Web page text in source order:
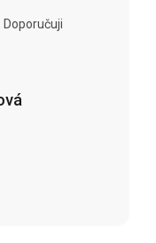
Doporučuji